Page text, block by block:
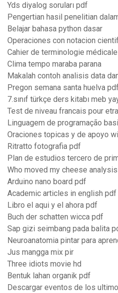
Yds diyalog soruları pdf
Pengertian hasil penelitian
Belajar bahasa python dasar
Operaciones con notacion
Cahier de terminologie
Clima tempo maraba parana
Makalah contoh analisis data
Pregon semana santa huelva pdf
7.sınıf türkçe ders kitabı meb
Test de niveau francais pour
Linguagem de programação
Oraciones topicas y de apoyo
Ritratto fotografia pdf
Plan de estudios tercero de
Who moved my cheese analysis
Arduino nano board pdf
Academic articles in english pdf
Libro el aqui y el ahora pdf
Buch der schatten wicca pdf
Sap gizi seimbang pada balita
Neuroanatomia pintar para
Jus mangga mix pir
Three idiots movie hd
Bentuk lahan organik pdf
Descargar eventos de los